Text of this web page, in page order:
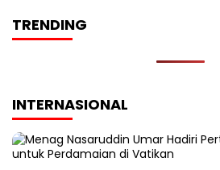
TRENDING
INTERNASIONAL